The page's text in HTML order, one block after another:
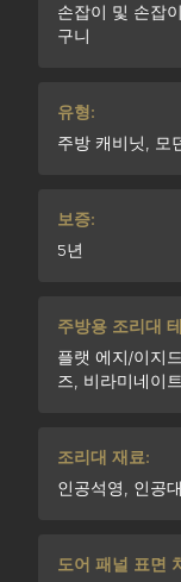
손잡이 및 손잡
구니
유형:
주방 캐비닛, 모
보증:
5년
주방용 조리대
플랫 에지/이지
즈, 비라미네이
조리대 재료:
인공석영, 인공
도어 패널 표면